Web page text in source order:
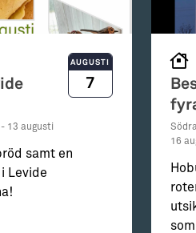
13 augusti
AUGUSTI
7
samt en
Levide
16